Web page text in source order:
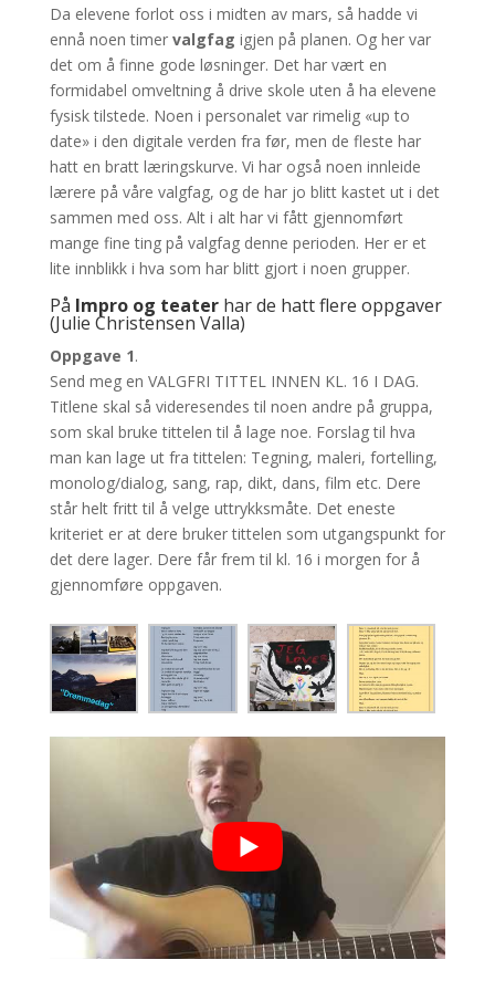
Da elevene forlot oss i midten av mars, så hadde vi
ennå noen timer valgfag igjen på planen. Og her var
det om å finne gode løsninger. Det har vært en
formidabel omveltning å drive skole uten å ha elevene
fysisk tilstede. Noen i personalet var rimelig «up to
date» i den digitale verden fra før, men de fleste har
hatt en bratt læringskurve. Vi har også noen innleide
lærere på våre valgfag, og de har jo blitt kastet ut i det
sammen med oss. Alt i alt har vi fått gjennomført
mange fine ting på valgfag denne perioden. Her er et
lite innblikk i hva som har blitt gjort i noen grupper.
På Impro og teaterhar de hatt flere oppgaver
(Julie Christensen Valla)
Oppgave 1.
Send meg en VALGFRI TITTEL INNEN KL. 16 I DAG.
Titlene skal så videresendes til noen andre på gruppa,
som skal bruke tittelen til å lage noe. Forslag til hva
man kan lage ut fra tittelen: Tegning, maleri, fortelling,
monolog/dialog, sang, rap, dikt, dans, film etc. Dere
står helt fritt til å velge uttrykksmåte. Det eneste
kriteriet er at dere bruker tittelen som utgangspunkt for
det dere lager. Dere får frem til kl. 16 i morgen for å
gjennomføre oppgaven.